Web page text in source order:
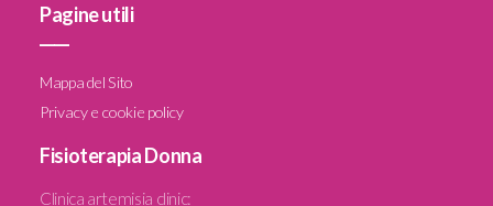
Pagine utili
Mappa del Sito
Privacy e cookie policy
Fisioterapia Donna
Clinica artemisia clinic: